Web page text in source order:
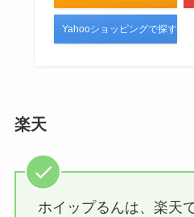
Yahooショッピングで探す
楽天
ホイップるんは、楽天